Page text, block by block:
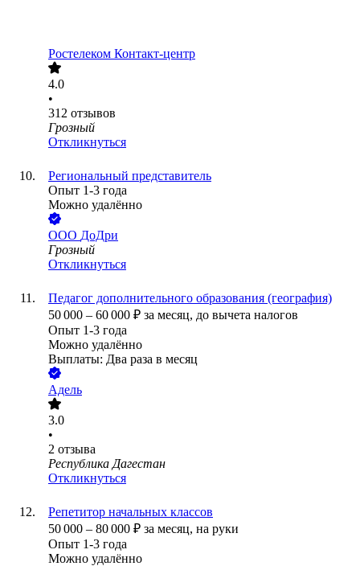
Ростелеком Контакт-центр
4.0
•
312 отзывов
Грозный
Откликнуться
Региональный представитель
Опыт 1-3 года
Можно удалённо
ООО ДоДри
Грозный
Откликнуться
Педагог дополнительного образования (география)
50 000 – 60 000 ₽ за месяц, до вычета налогов
Опыт 1-3 года
Можно удалённо
Выплаты: Два раза в месяц
Адель
3.0
•
2 отзыва
Республика Дагестан
Откликнуться
Репетитор начальных классов
50 000 – 80 000 ₽ за месяц, на руки
Опыт 1-3 года
Можно удалённо